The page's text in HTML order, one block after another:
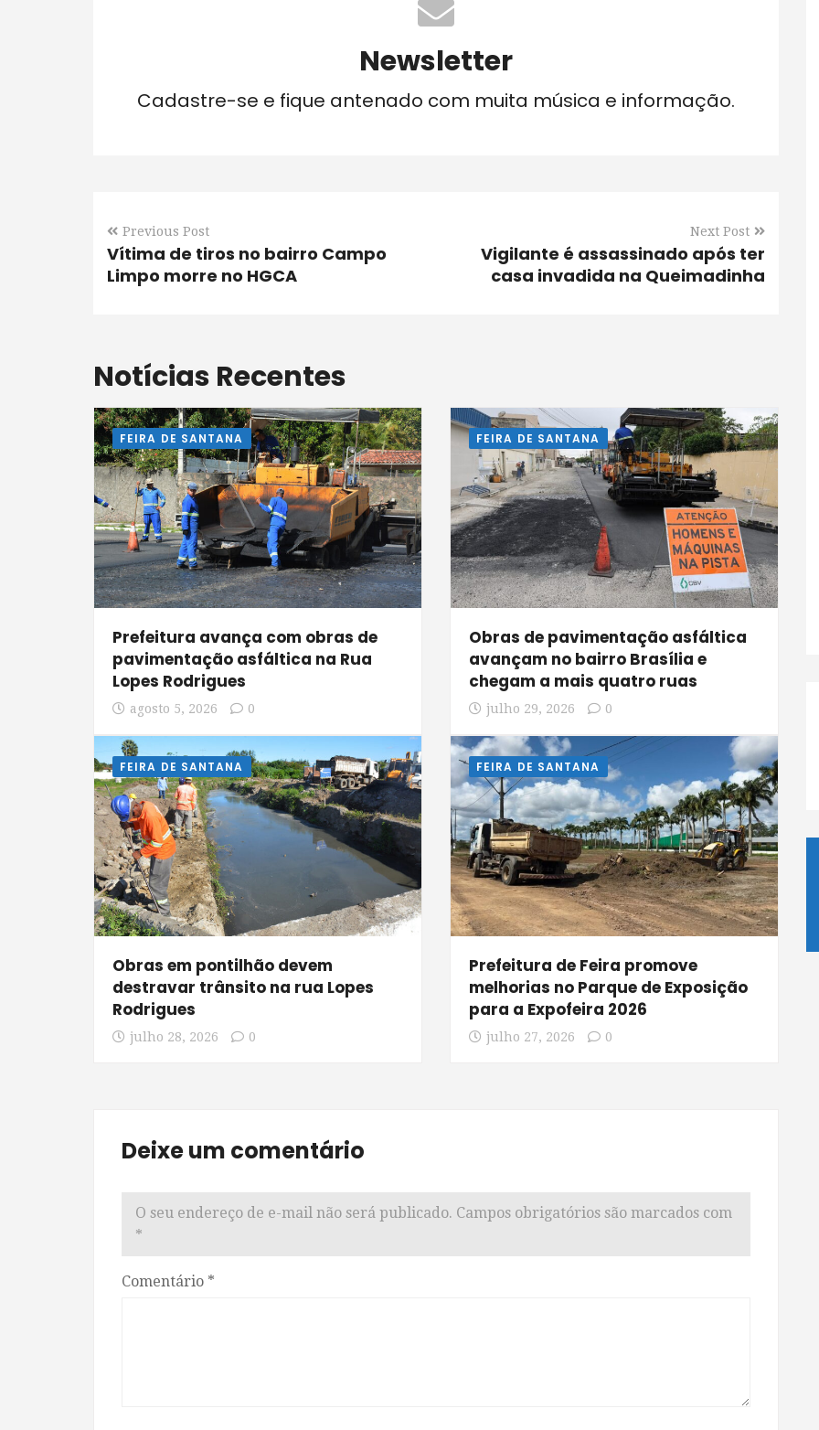
Newsletter
Cadastre-se e fique antenado com muita música e informação.
Previous Post
Vítima de tiros no bairro Campo
Limpo morre no HGCA
Next Post
Vigilante é assassinado após ter
casa invadida na Queimadinha
Notícias Recentes
FEIRA DE SANTANA
Prefeitura avança com obras de
pavimentação asfáltica na Rua
Lopes Rodrigues
agosto 5, 2026 0
FEIRA DE SANTANA
Obras de pavimentação asfáltica
avançam no bairro Brasília e
chegam a mais quatro ruas
julho 29, 2026 0
FEIRA DE SANTANA
Obras em pontilhão devem
destravar trânsito na rua Lopes
Rodrigues
julho 28, 2026 0
FEIRA DE SANTANA
Prefeitura de Feira promove
melhorias no Parque de Exposição
para a Expofeira 2026
julho 27, 2026 0
Deixe um comentário
O seu endereço de e-mail não será publicado. Campos obrigatórios são marcados com
*
Comentário *